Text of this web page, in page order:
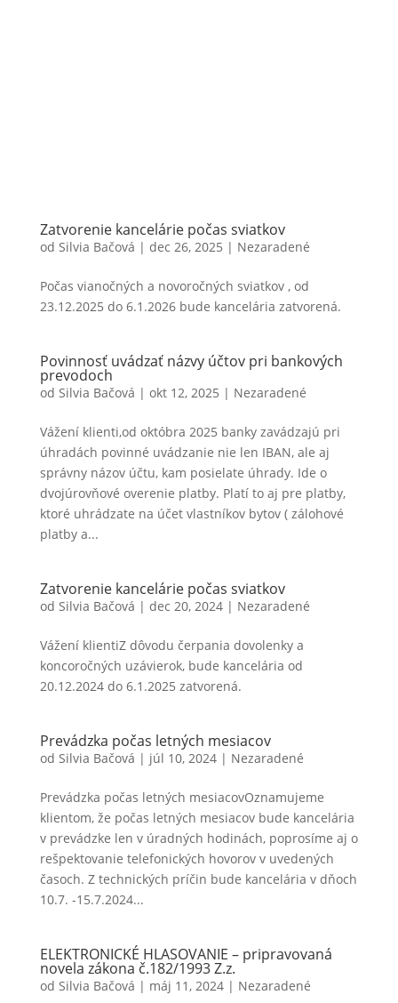
Zatvorenie kancelárie počas sviatkov
od Silvia Bačová | dec 26, 2025 | Nezaradené
Počas vianočných a novoročných sviatkov , od
23.12.2025 do 6.1.2026 bude kancelária zatvorená.
Povinnosť uvádzať názvy účtov pri bankových
prevodoch
od Silvia Bačová | okt 12, 2025 | Nezaradené
Vážení klienti,od októbra 2025 banky zavádzajú pri
úhradách povinné uvádzanie nie len IBAN, ale aj
správny názov účtu, kam posielate úhrady. Ide o
dvojúrovňové overenie platby. Platí to aj pre platby,
ktoré uhrádzate na účet vlastníkov bytov ( zálohové
platby a...
Zatvorenie kancelárie počas sviatkov
od Silvia Bačová | dec 20, 2024| Nezaradené
Vážení klientiZ dôvodu čerpania dovolenky a
koncoročných uzávierok, bude kancelária od
20.12.2024 do 6.1.2025 zatvorená.
Prevádzka počas letných mesiacov
od Silvia Bačová | júl 10, 2024| Nezaradené
Prevádzka počas letných mesiacovOznamujeme
klientom, že počas letných mesiacov bude kancelária
v prevádzke len v úradných hodinách, poprosíme aj o
rešpektovanie telefonických hovorov v uvedených
časoch. Z technických príčin bude kancelária v dňoch
10.7. -15.7.2024...
ELEKTRONICKÉ HLASOVANIE – pripravovaná
novela zákona č.182/1993 Z.z.
od Silvia Bačová | máj 11, 2024| Nezaradené